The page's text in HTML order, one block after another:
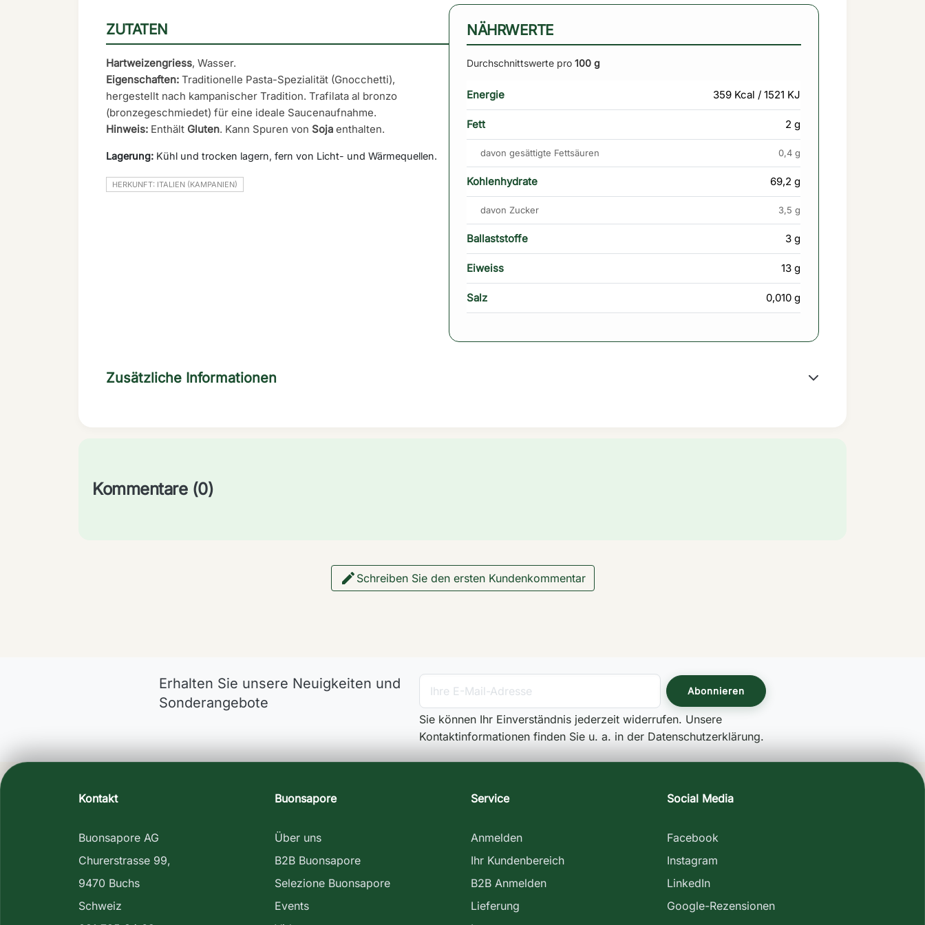
ZUTATEN
Hartweizengriess, Wasser.
Eigenschaften: Traditionelle Pasta-Spezialität (Gnocchetti),
hergestellt nach kampanischer Tradition. Trafilata al bronzo
(bronzegeschmiedet) für eine ideale Saucenaufnahme.
Hinweis: Enthält Gluten. Kann Spuren von Soja enthalten.
Lagerung: Kühl und trocken lagern, fern von Licht- und Wärmequellen.
HERKUNFT: ITALIEN (KAMPANIEN)
NÄHRWERTE
Durchschnittswerte pro100 g
Energie 359 Kcal / 1521 KJ
Fett 2 g
davon gesättigte Fettsäuren 0,4 g
Kohlenhydrate 69,2 g
davon Zucker 3,5 g
Ballaststoffe 3 g
Eiweiss 13 g
Salz 0,010 g
Zusätzliche Informationen
Kommentare (0)
 Schreiben Sie den ersten Kundenkommentar
Erhalten Sie unsere Neuigkeiten und
Sonderangebote
Sie können Ihr Einverständnis jederzeit widerrufen. Unsere
Kontaktinformationen finden Sie u. a. in der Datenschutzerklärung.
Kontakt
Buonsapore AG
Churerstrasse 99,
9470 Buchs
Schweiz
Buonsapore
Über uns
B2B Buonsapore
Selezione Buonsapore
Events
Service
Anmelden
Ihr Kundenbereich
B2B Anmelden
Lieferung
Social Media
Facebook
Instagram
LinkedIn
Google-Rezensionen